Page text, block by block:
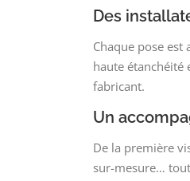
Des
Chaque pose est
haute étanchéité
fabricant.
Un
De la première
sur-mesure…